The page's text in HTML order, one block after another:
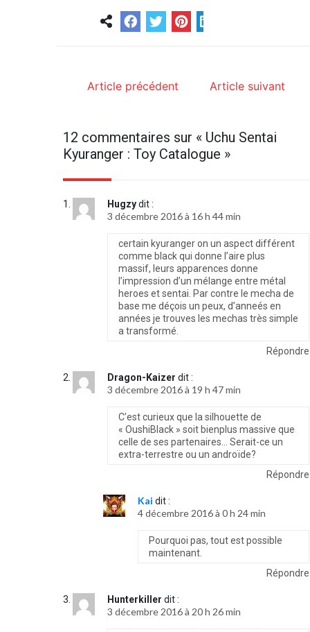
Article précédent Article suivant
12 commentaires sur « Uchu Sentai
Kyuranger : Toy Catalogue »
Hugzy dit :
3 décembre 2016 à 16 h 44 min
certain kyuranger on un aspect différent
comme black qui donne l’aire plus
massif, leurs apparences donne
l’impression d’un mélange entre métal
heroes et sentai. Par contre le mecha de
base me déçois un peux, d’anneés en
années je trouves les mechas très simple
a transformé.
Répondre
Dragon-Kaizer dit :
3 décembre 2016 à 19 h 47 min
C’est curieux que la silhouette de
« OushiBlack » soit bienplus massive que
celle de ses partenaires… Serait-ce un
extra-terrestre ou un androïde?
Répondre
Kai dit :
4 décembre 2016 à 0 h 24 min
Pourquoi pas, tout est possible
maintenant.
Répondre
Hunterkiller dit :
3 décembre 2016 à 20 h 26 min